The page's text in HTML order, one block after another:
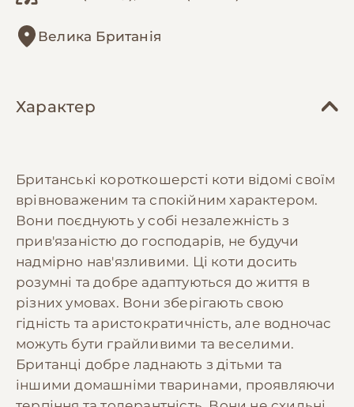
Велика Британія
Характер
Британські короткошерсті коти відомі своїм
врівноваженим та спокійним характером.
Вони поєднують у собі незалежність з
прив'язаністю до господарів, не будучи
надмірно нав'язливими. Ці коти досить
розумні та добре адаптуються до життя в
різних умовах. Вони зберігають свою
гідність та аристократичність, але водночас
можуть бути грайливими та веселими.
Британці добре ладнають з дітьми та
іншими домашніми тваринами, проявляючи